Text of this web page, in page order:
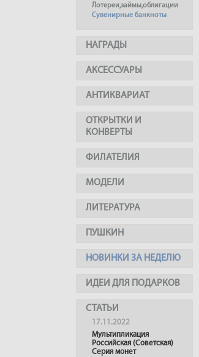
Лотереи,займы,облигации
Сувенирные банкноты
НАГРАДЫ
АКСЕССУАРЫ
АНТИКВАРИАТ
ОТКРЫТКИ И
КОНВЕРТЫ
ФИЛАТЕЛИЯ
МОДЕЛИ
ЛИТЕРАТУРА
ПУШКИН
НОВИНКИ ЗА НЕДЕЛЮ
ИДЕИ ДЛЯ ПОДАРКОВ
СТАТЬИ
17.11.2022
Мультипликация
Российская (Советская)
Серия монет